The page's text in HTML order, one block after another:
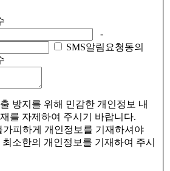
-
SMS알림요청동의
방지를 위해 민감한 개인정보 내
를 자제하여 주시기 바랍니다.
가피하게 개인정보를 기재하셔야
소한의 개인정보를 기재하여 주시